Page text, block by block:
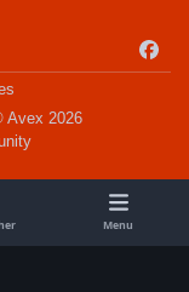
a
o
k
Avex 2026
Menu